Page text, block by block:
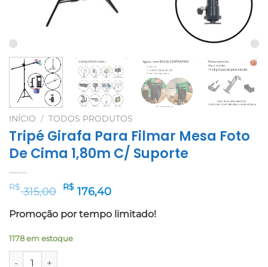
INÍCIO / TODOS PRODUTOS
Tripé Girafa Para Filmar Mesa Foto
De Cima 1,80m C/ Suporte
R$315,00 O
original
era:
R$ 315,00.
R$ 176,40O
atual
Promoção por tempo limitado!
1178 em estoque
Tripé Girafa Para Filmar Mesa Foto De Cima 1,80m C/